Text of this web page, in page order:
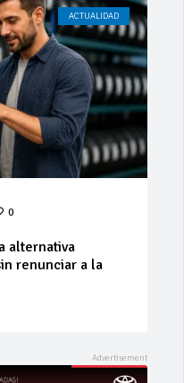
ACTUALIDAD CÁDIZ
0
a perfilarse